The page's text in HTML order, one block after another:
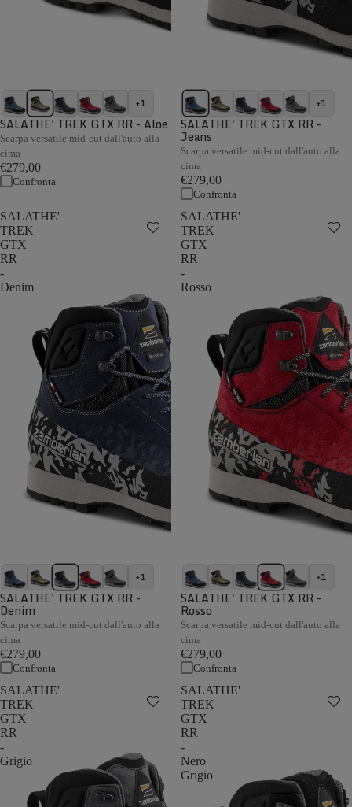
+1
SALATHE' TREK GTX RR - Aloe
Scarpa versatile mid-cut dall'auto alla
cima
€279,00
Confronta
+1
SALATHE' TREK GTX RR -
Jeans
Scarpa versatile mid-cut dall'auto alla
cima
€279,00
Confronta
SALATHE'
TREK
GTX
RR
-
Denim
+1
SALATHE' TREK GTX RR -
Denim
Scarpa versatile mid-cut dall'auto alla
cima
€279,00
Confronta
SALATHE'
TREK
GTX
RR
-
Rosso
+1
SALATHE' TREK GTX RR -
Rosso
Scarpa versatile mid-cut dall'auto alla
cima
€279,00
Confronta
SALATHE'
TREK
GTX
RR
-
Grigio
SALATHE'
TREK
GTX
RR
-
Nero
Grigio